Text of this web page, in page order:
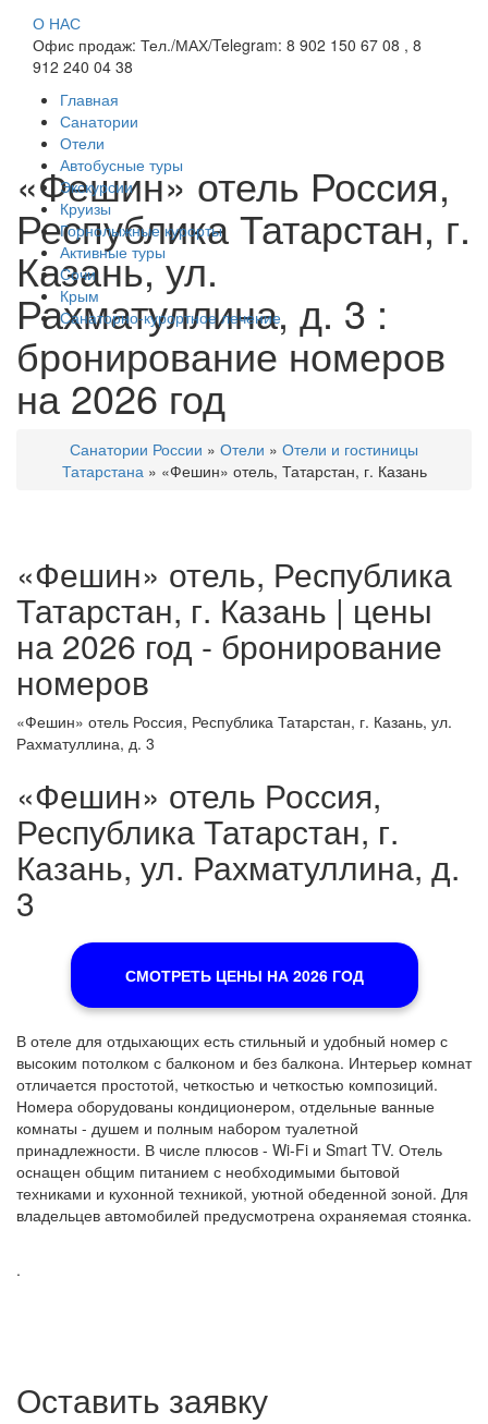
О НАС
Офис продаж: Тел./МАХ/Telegram: 8 902 150 67 08 , 8
912 240 04 38
Главная
Санатории
Отели
Автобусные туры
Экскурсии
Круизы
Горнолыжные курорты
Активные туры
Сочи
Крым
Санаторно-курортное лечение
«Фешин» отель Россия,
Республика Татарстан, г.
Казань, ул.
Рахматуллина, д. 3 :
бронирование номеров
на 2026 год
Санатории России » Отели » Отели и гостиницы
Татарстана» «Фешин» отель, Татарстан, г. Казань
«Фешин» отель, Республика
Татарстан, г. Казань | цены
на 2026 год - бронирование
номеров
«Фешин» отель Россия, Республика Татарстан, г. Казань, ул.
Рахматуллина, д. 3
«Фешин» отель Россия,
Республика Татарстан, г.
Казань, ул. Рахматуллина, д.
3
СМОТРЕТЬ ЦЕНЫ НА 2026 ГОД
В отеле для отдыхающих есть стильный и удобный номер с
высоким потолком с балконом и без балкона. Интерьер комнат
отличается простотой, четкостью и четкостью композиций.
Номера оборудованы кондиционером, отдельные ванные
комнаты - душем и полным набором туалетной
принадлежности. В числе плюсов - Wi-Fi и Smart TV. Отель
оснащен общим питанием с необходимыми бытовой
техниками и кухонной техникой, уютной обеденной зоной. Для
владельцев автомобилей предусмотрена охраняемая стоянка.
.
Оставить заявку